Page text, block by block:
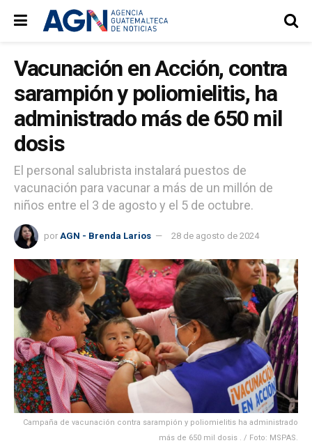
Vacunación en Acción, contra
sarampión y poliomielitis, ha
administrado más de 650 mil
dosis
El personal salubrista instalará puestos de
vacunación para vacunar a más de un millón de
niños entre el 3 de agosto y el 5 de octubre.
por AGN - Brenda Larios 28 de agosto de 2024
Campaña de vacunación contra sarampión y poliomielitis ha administrado
más de 650 mil dosis . / Foto: MSPAS.